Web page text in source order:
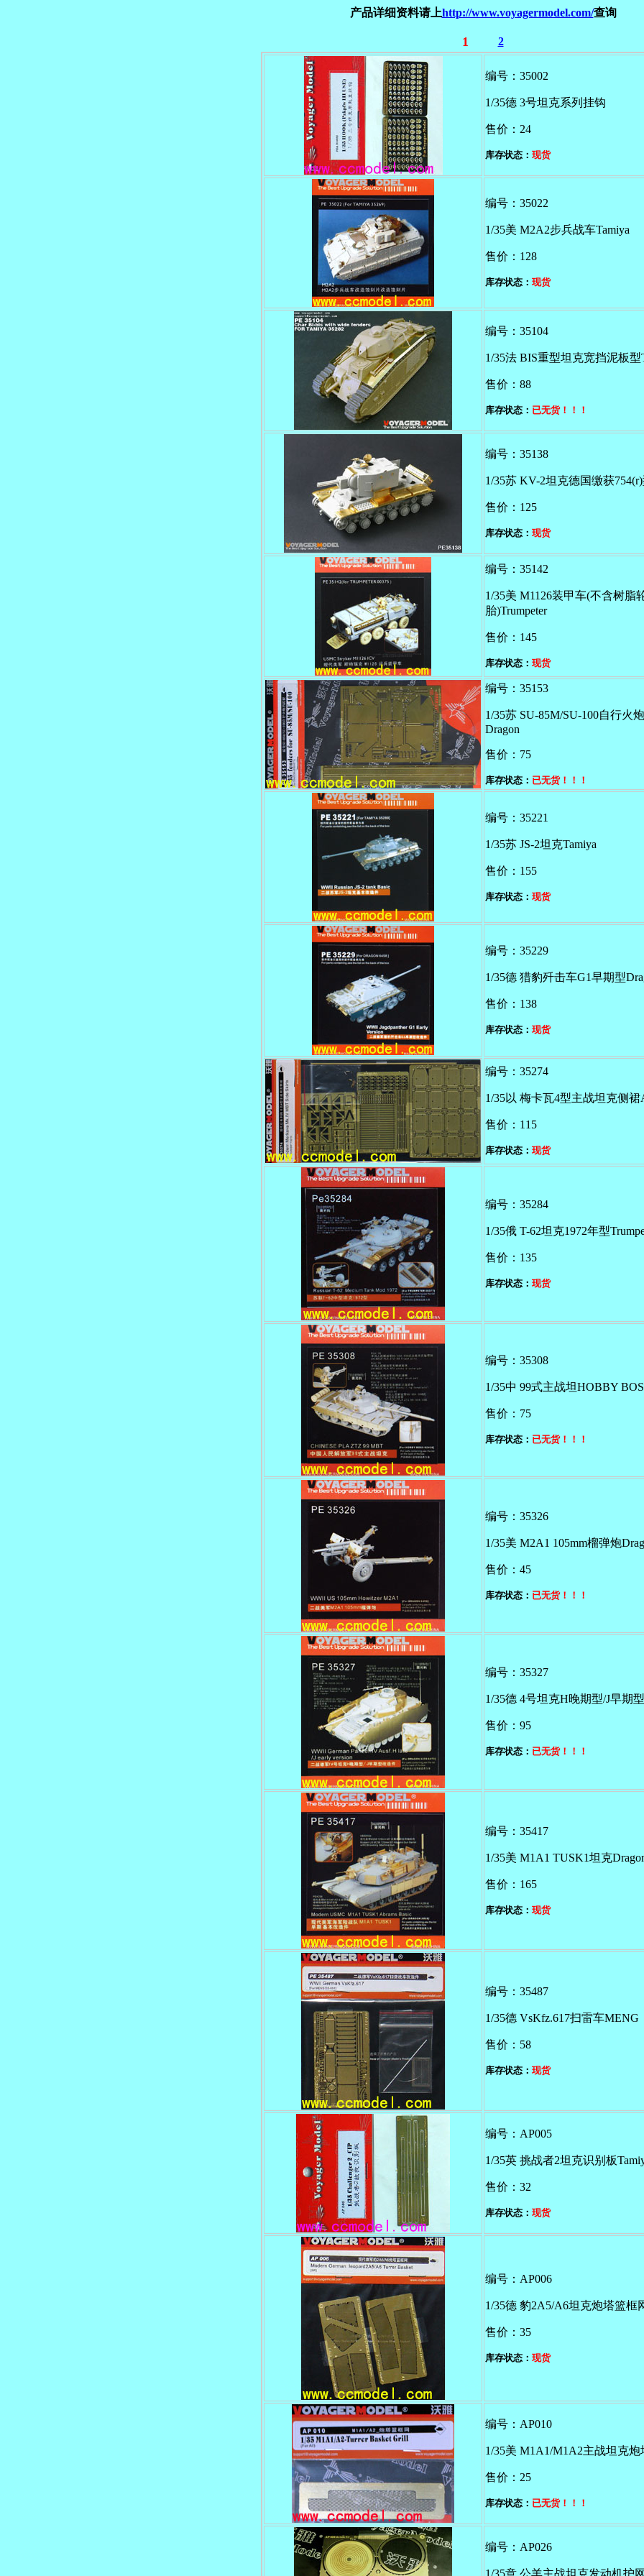
产品详细资料请上http://www.voyagermodel.com/查询
1 2
编号：35002
1/35德 3号坦克系列挂钩
售价：24
库存状态： 现货
编号：35022
1/35美 M2A2步兵战车Tamiya
售价：128
库存状态： 现货
编号：35104
1/35法 BIS重型坦克宽挡泥板型
售价：88
库存状态： 已无货！！！
编号：35138
1/35苏 KV-2坦克德国缴获754(r)
售价：125
库存状态： 现货
编号：35142
1/35美 M1126装甲车(不含树脂
胎)Trumpeter
售价：145
库存状态： 现货
编号：35153
1/35苏 SU-85M/SU-100自行火
Dragon
售价：75
库存状态： 已无货！！！
编号：35221
1/35苏 JS-2坦克Tamiya
售价：155
库存状态： 现货
编号：35229
1/35德 猎豹歼击车G1早期型
售价：138
库存状态： 现货
编号：35274
1/35以 梅卡瓦4型主战坦克侧裙
售价：115
库存状态： 现货
编号：35284
1/35俄 T-62坦克1972年型
售价：135
库存状态： 现货
编号：35308
1/35中 99式主战坦HOBBY
售价：75
库存状态： 已无货！！！
编号：35326
1/35美 M2A1 105mm榴弹炮
售价：45
库存状态： 已无货！！！
编号：35327
1/35德 4号坦克H晚期型/J早期
售价：95
库存状态： 已无货！！！
编号：35417
1/35美 M1A1 TUSK1坦克
售价：165
库存状态： 现货
编号：35487
1/35德 VsKfz.617扫雷车MENG
售价：58
库存状态： 现货
编号：AP005
1/35英 挑战者2坦克识别板
售价：32
库存状态： 现货
编号：AP006
1/35德 豹2A5/A6坦克炮塔篮框
售价：35
库存状态： 现货
编号：AP010
1/35美 M1A1/M1A2主战坦克
售价：25
库存状态： 已无货！！！
编号：AP026
1/35意 公羊主战坦克发动机护